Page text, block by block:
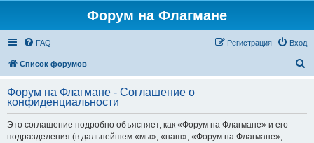
Форум на Флагмане
FAQ Вход
Регистрация
Список форумов
с
Форум на Флагмане - Соглашение о
конфиденциальности
Это соглашение подробно объясняет, как «Форум на Флагмане» и его
подразделения (в дальнейшем «мы», «наш», «Форум на Флагмане»,